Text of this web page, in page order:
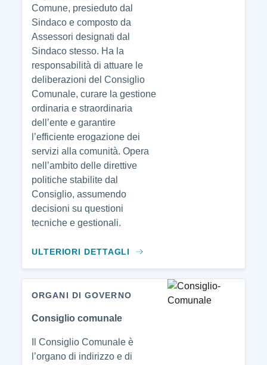
Comune, presieduto dal
Sindaco e composto da
Assessori designati dal
Sindaco stesso. Ha la
responsabilità di attuare le
deliberazioni del Consiglio
Comunale, curare la gestione
ordinaria e straordinaria
dell’ente e garantire
l’efficiente erogazione dei
servizi alla comunità. Opera
nell’ambito delle direttive
politiche stabilite dal
Consiglio, assumendo
decisioni su questioni
tecniche e gestionali.
ULTERIORI DETTAGLI
ORGANI DI GOVERNO
Consiglio comunale
Il Consiglio Comunale è
l’organo di indirizzo e di